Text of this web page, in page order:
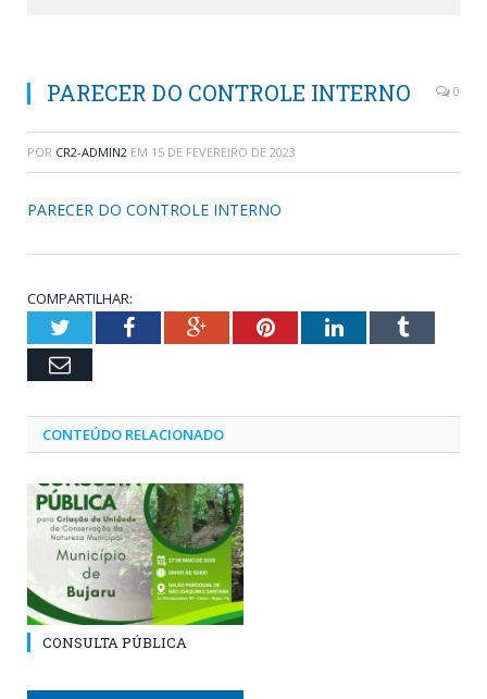
PARECER DO CONTROLE INTERNO 0
POR CR2-ADMIN2 EM 15 DE FEVEREIRO DE 2023
PARECER DO CONTROLE INTERNO
COMPARTILHAR:
TwitterFacebookGoogle+PinterestLinkedInTumblr
Email
CONTEÚDO RELACIONADO
CONSULTA PÚBLICA